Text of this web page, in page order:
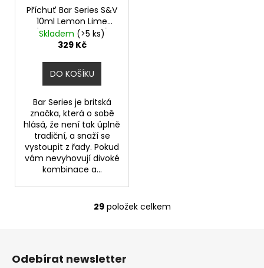
Příchuť Bar Series S&V
10ml Lemon Lime
(Citron a limetka)
Skladem (>5 ks)
329 Kč
DO KOŠÍKU
Bar Series je britská
značka, která o sobě
hlásá, že není tak úplně
tradiční, a snaží se
vystoupit z řady. Pokud
vám nevyhovují divoké
kombinace a...
O
v
29položek celkem
Z
Odebírat newsletter